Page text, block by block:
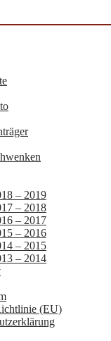
– 2019
– 2018
– 2017
– 2016
– 2015
– 2014
(EU)